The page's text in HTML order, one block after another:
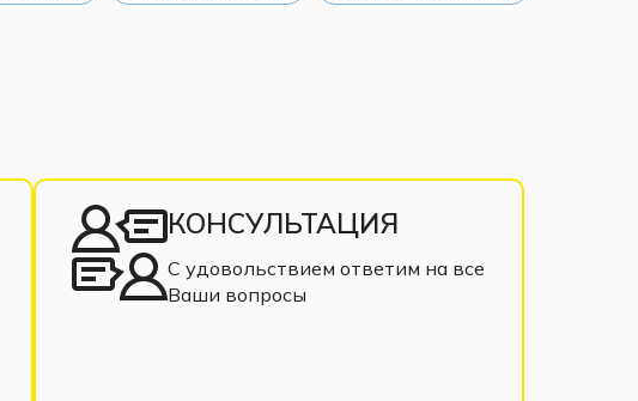
КОНСУЛЬТАЦИЯ
С удовольствием ответим на все
Ваши вопросы